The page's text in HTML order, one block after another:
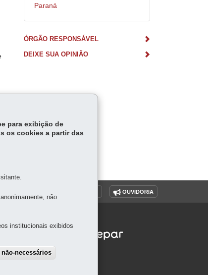
Paraná
ÓRGÃO RESPONSÁVEL
DEIXE SUA OPINIÃO
OUVIDORIA
para exibição de
os cookies a partir das
não
institucionais exibidos
necessários